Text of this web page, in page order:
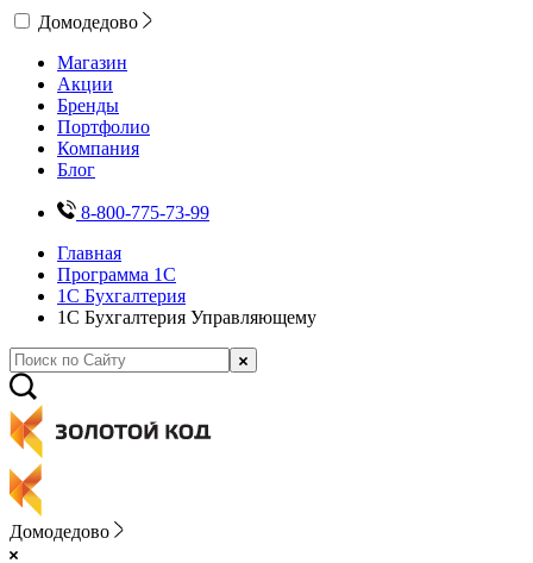
Домодедово
Магазин
Акции
Бренды
Портфолио
Компания
Блог
8-800-775-73-99
Главная
Программа 1С
1С Бухгалтерия
1С Бухгалтерия Управляющему
Домодедово